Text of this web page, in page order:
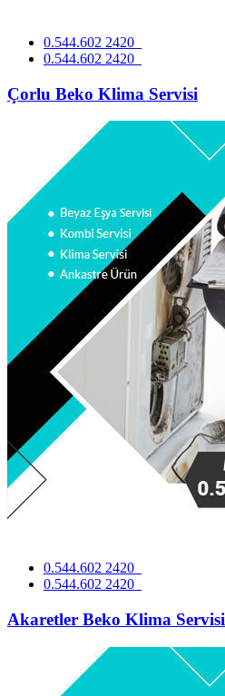
0.544.602 2420
0.544.602 2420
Çorlu Beko Klima Servisi
0.544.602 2420
0.544.602 2420
Akaretler Beko Klima Servisi